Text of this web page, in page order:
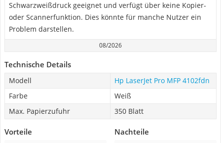
Schwarzweißdruck geeignet und verfügt über keine Kopier-
oder Scannerfunktion. Dies könnte für manche Nutzer ein
Problem darstellen.
08/2026
Technische Details
Modell
Hp LaserJet Pro MFP 4102fdn
Farbe
Weiß
Max. Papierzufuhr
350 Blatt
Vorteile Nachteile